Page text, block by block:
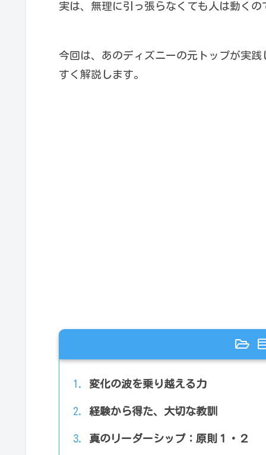
実は、無理に引っ張らなくても人は動くの
今回は、あのディズニーの元トップが実
すく解説します。
変化の波を乗り越える力
経験から得た、大切な教訓
真のリーダーシップ：原則１・２